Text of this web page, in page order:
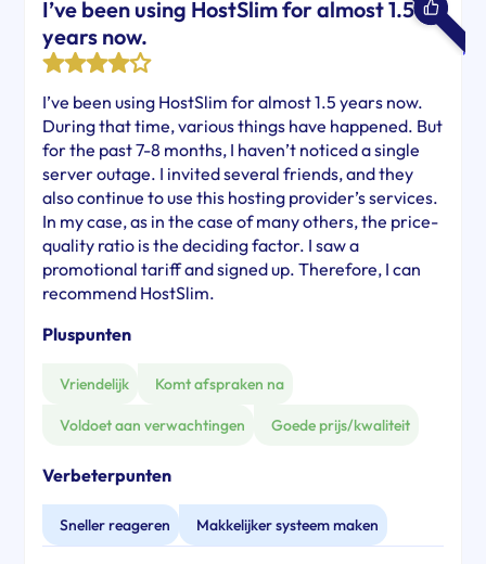
I’ve been using HostSlim for almost 1.5
years now.
I’ve been using HostSlim for almost 1.5 years now.
During that time, various things have happened. But
for the past 7-8 months, I haven’t noticed a single
server outage. I invited several friends, and they
also continue to use this hosting provider’s services.
In my case, as in the case of many others, the price-
quality ratio is the deciding factor. I saw a
promotional tariff and signed up. Therefore, I can
recommend HostSlim.
Pluspunten
Vriendelijk Komt afspraken na
Voldoet aan verwachtingen Goede prijs/kwaliteit
Verbeterpunten
Sneller reageren Makkelijker systeem maken